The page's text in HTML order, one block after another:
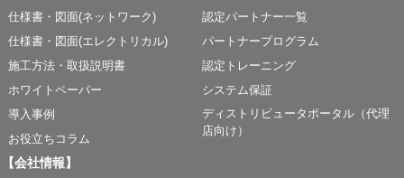
仕様書・図面(ネットワーク)
仕様書・図面(エレクトリカル)
施工方法・取扱説明書
ホワイトペーパー
導入事例
お役立ちコラム
認定パートナー一覧
パートナープログラム
認定トレーニング
システム保証
ディストリビュータポータル（代理
店向け）
【会社情報】